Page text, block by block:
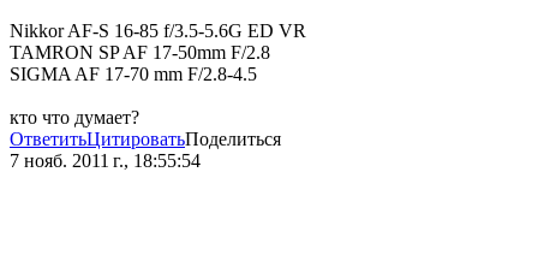
Nikkor AF-S 16-85 f/3.5-5.6G ED VR
TAMRON SP AF 17-50mm F/2.8
SIGMA AF 17-70 mm F/2.8-4.5
кто что думает?
ОтветитьЦитироватьПоделиться
7 нояб. 2011 г., 18:55:54